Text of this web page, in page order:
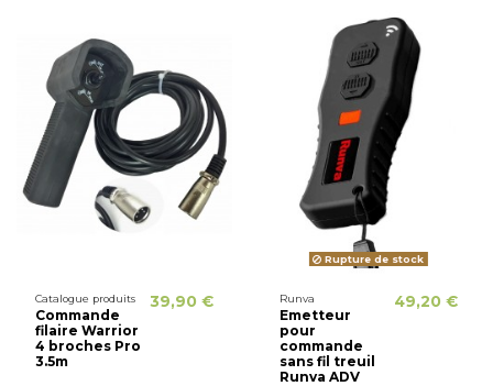
Catalogue produits
Commande
filaire Warrior
4 broches Pro
3.5m
39,90 €
Rupture de stock
Runva
Emetteur
pour
commande
sans fil treuil
Runva ADV
49,20 €